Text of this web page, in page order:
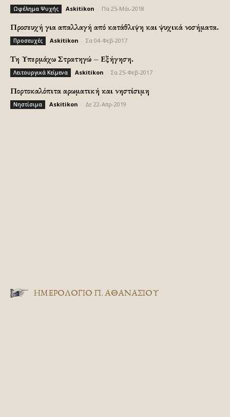
Ωφέλημα Ψυχής Askitikon Πα 25-Μάι-2018
Προσευχή για απαλλαγή από κατάθλιψη και ψυχικά νοσήματα.
Προσευχές Askitikon Σα 04-Φεβ-2017
Τη Υπερμάχω Στρατηγώ – Εξήγηση.
Λειτουργικά Κείμενα Askitikon Σα 25-Φεβ-2017
Πορτοκαλόπιτα αρωματική και νηστίσιμη
Νηστίσιμα Askitikon Δε 22-Απρ-2019
ΗΜΕΡΟΛΟΓΙΟ Π. ΑΘΑΝΑΣΙΟΥ